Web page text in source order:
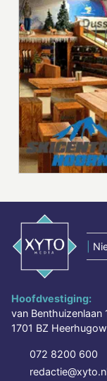
Hoofdvestiging:
van Benthuizenlaan
1701 BZ
072 8200 600